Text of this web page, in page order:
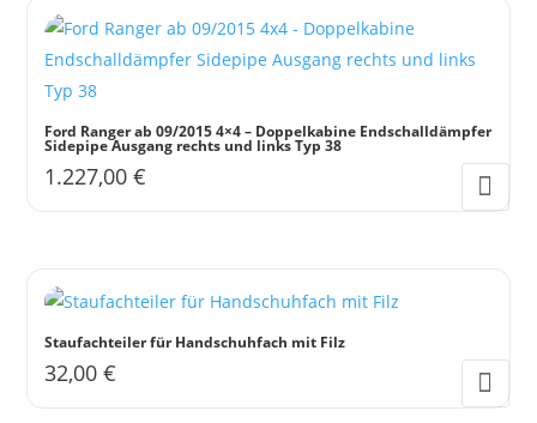
Ford Ranger ab 09/2015 4×4 – Doppelkabine Endschalldämpfer
Sidepipe Ausgang rechts und links Typ 38
1.227,00€
Staufachteiler für Handschuhfach mit Filz
32,00€